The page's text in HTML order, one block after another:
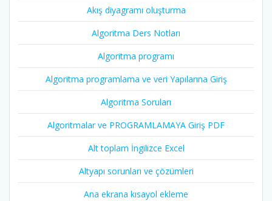
Akış diyagramı oluşturma
Algoritma Ders Notları
Algoritma programı
Algoritma programlama ve veri Yapılarına Giriş
Algoritma Soruları
Algoritmalar ve PROGRAMLAMAYA Giriş PDF
Alt toplam İngilizce Excel
Altyapı sorunları ve çözümleri
Ana ekrana kısayol ekleme